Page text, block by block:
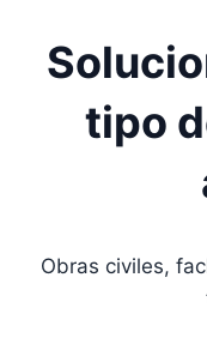
tipo
Obras civiles,